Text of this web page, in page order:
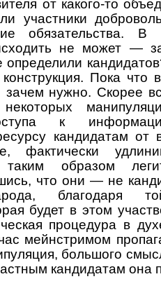
от какого-то
участники
обязательства. В
не может —
конструкция. Пока что
зачем нужно. Скорее
к
кандидатам от
фактически
образом
что они — не
благодаря
будет в этом
процедура в
мейнстримом
большого
кандидатам она